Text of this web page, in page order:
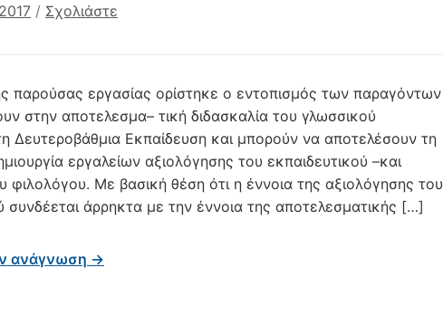
/ Σχολιάστε
παρούσας εργασίας ορίστηκε ο εντοπισμός των παραγόντων
στην αποτελεσμα– τική διδασκαλία του γλωσσικού
Δευτεροβάθμια Εκπαίδευση και μπορούν να αποτελέσουν τη
εργαλείων αξιολόγησης του εκπαιδευτικού –και
φιλολόγου. Με βασική θέση ότι η έννοια της αξιολόγησης του
συνδέεται άρρηκτα με την έννοια της αποτελεσματικής […]
ανάγνωση →